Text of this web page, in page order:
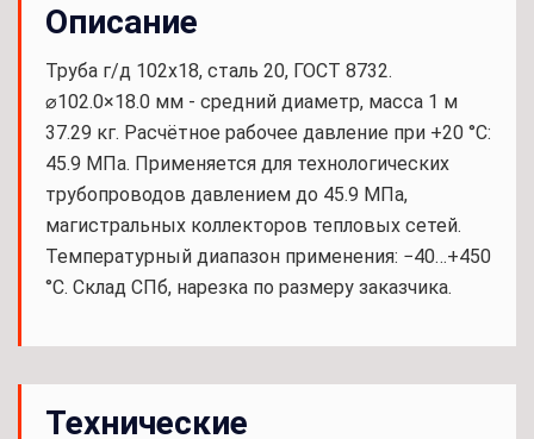
Описание
Труба г/д 102x18, сталь 20, ГОСТ 8732.
⌀102.0×18.0 мм - средний диаметр, масса 1 м
37.29 кг. Расчётное рабочее давление при +20 °С:
45.9 МПа. Применяется для технологических
трубопроводов давлением до 45.9 МПа,
магистральных коллекторов тепловых сетей.
Температурный диапазон применения: −40…+450
°С. Склад СПб, нарезка по размеру заказчика.
Технические